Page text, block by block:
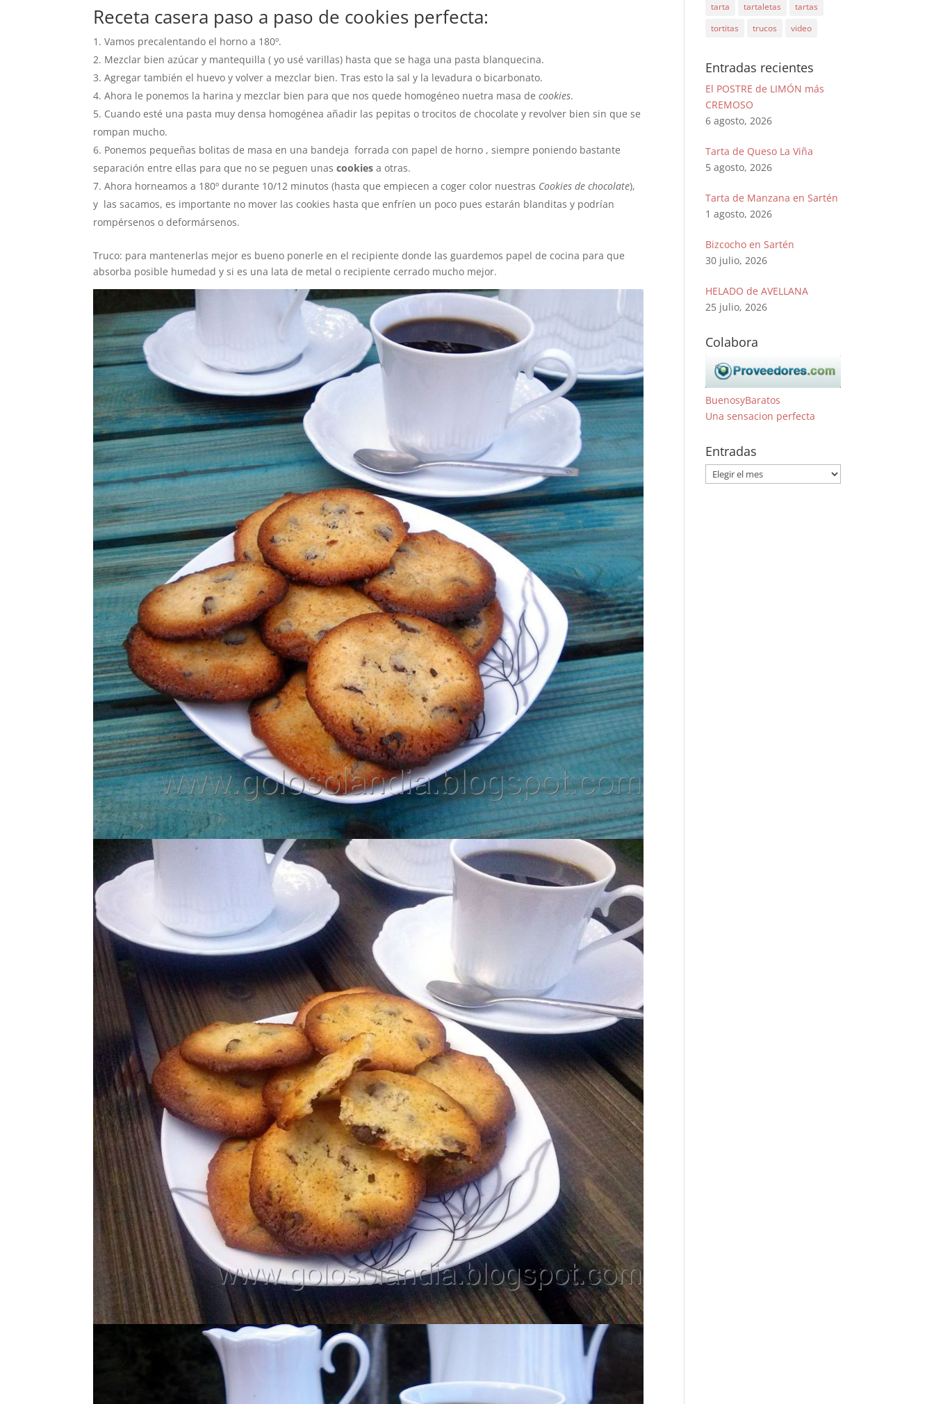
Receta casera paso a paso de cookies perfecta:
Vamos precalentando el horno a 180º.
Mezclar bien azúcar y mantequilla ( yo usé varillas) hasta que se haga una pasta blanquecina.
Agregar también el huevo y volver a mezclar bien. Tras esto la sal y la levadura o bicarbonato.
Ahora le ponemos la harina y mezclar bien para que nos quede homogéneo nuetra masa decookies.
Cuando esté una pasta muy densa homogénea añadir las pepitas o trocitos de chocolate y revolver bien sin que se
rompan mucho.
Ponemos pequeñas bolitas de masa en una bandeja forrada con papel de horno , siempre poniendo bastante
separación entre ellas para que no se peguen unascookies a otras.
Ahora horneamos a 180º durante 10/12 minutos (hasta que empiecen a coger color nuestras Cookies de chocolate),
y las sacamos, es importante no mover las cookies hasta que enfríen un poco pues estarán blanditas y podrían
rompérsenos o deformársenos.
Truco: para mantenerlas mejor es bueno ponerle en el recipiente donde las guardemos papel de cocina para que
absorba posible humedad y si es una lata de metal o recipiente cerrado mucho mejor.
tarta
tartaletas
tartas
tortitas
trucos video
Entradas recientes
El POSTRE de LIMÓN más
CREMOSO
6 agosto, 2026
Tarta de Queso La Viña
5 agosto, 2026
Tarta de Manzana en Sartén
1 agosto, 2026
Bizcocho en Sartén
30 julio, 2026
HELADO de AVELLANA
25 julio, 2026
Colabora
BuenosyBaratos
Una sensacion perfecta
Entradas
Entradas